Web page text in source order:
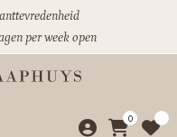
per week open
0